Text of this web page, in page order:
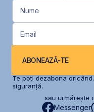
Nume
Email
ABONEAZĂ-TE
Te poți dezabona
siguranță.
sau urmărește
Messenger